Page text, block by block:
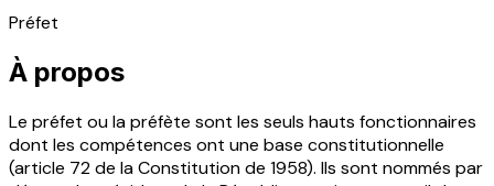
Préfet
À propos
Le préfet ou la préfète sont les seuls hauts fonctionnaires
dont les compétences ont une base constitutionnelle
(article 72 de la Constitution de 1958). Ils sont nommés par